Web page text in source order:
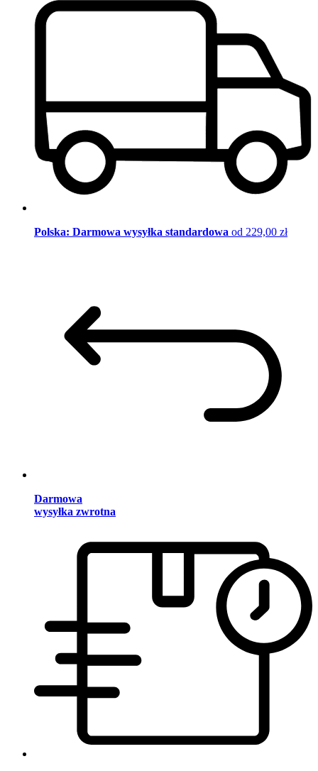
Polska: Darmowa wysyłka standardowa od 229,00 zł
Darmowa
wysyłka zwrotna